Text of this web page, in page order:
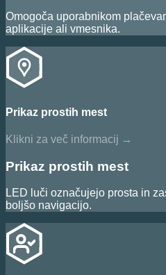
Omogoča uporabnikom
aplikacije ali vmesnika.
Prikaz prostih mest
Klikni za več informacij →
Prikaz prostih mest
LED luči označujejo prosta in
boljšo navigacijo.